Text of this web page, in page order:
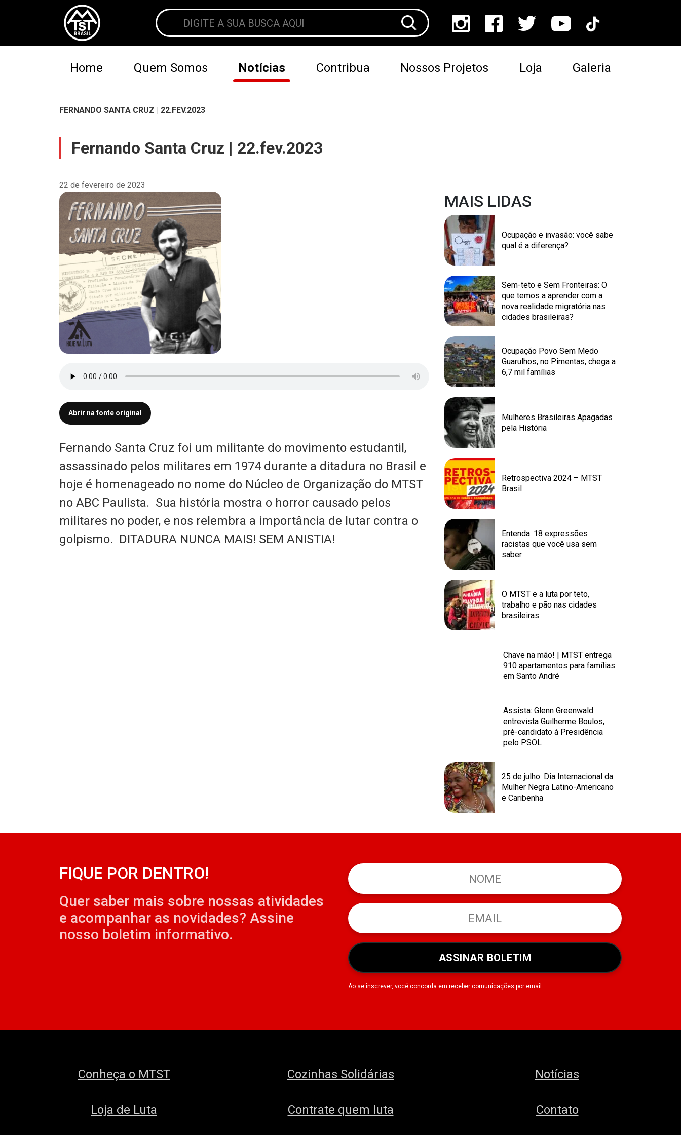
Home Quem Somos Notícias Contribua Nossos Projetos Loja Galeria
FERNANDO SANTA CRUZ | 22.FEV.2023
Fernando Santa Cruz | 22.fev.2023
22 de fevereiro de 2023
Abrir na fonte original
Fernando Santa Cruz foi um militante do movimento estudantil,
assassinado pelos militares em 1974 durante a ditadura no Brasil e
hoje é homenageado no nome do Núcleo de Organização do MTST
no ABC Paulista. Sua história mostra o horror causado pelos
militares no poder, e nos relembra a importância de lutar contra o
golpismo. DITADURA NUNCA MAIS! SEM ANISTIA!
MAIS LIDAS
Ocupação e invasão: você sabe
qual é a diferença?
Sem-teto e Sem Fronteiras: O
que temos a aprender com a
nova realidade migratória nas
cidades brasileiras?
Ocupação Povo Sem Medo
Guarulhos, no Pimentas, chega a
6,7 mil famílias
Mulheres Brasileiras Apagadas
pela História
Retrospectiva 2024 – MTST
Brasil
Entenda: 18 expressões
racistas que você usa sem
saber
O MTST e a luta por teto,
trabalho e pão nas cidades
brasileiras
Chave na mão! | MTST entrega
910 apartamentos para famílias
em Santo André
Assista: Glenn Greenwald
entrevista Guilherme Boulos,
pré-candidato à Presidência
pelo PSOL
25 de julho: Dia Internacional da
Mulher Negra Latino-Americano
e Caribenha
FIQUE POR DENTRO!
Quer saber mais sobre nossas atividades
e acompanhar as novidades? Assine
nosso boletim informativo.
ASSINAR BOLETIM
Ao se inscrever, você concorda em receber comunicações por email.
Conheça o MTST
Loja de Luta
Cozinhas Solidárias
Contrate quem luta
Notícias
Contato